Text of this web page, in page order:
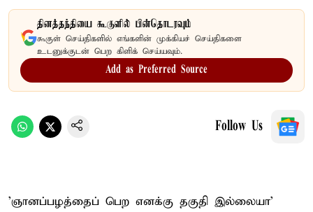
தினத்தந்தியை கூகுளில் பின்தொடரவும்
கூகுள் செய்திகளில் எங்களின் முக்கியச் செய்திகளை
உடனுக்குடன் பெற கிளிக் செய்யவும்.
Add as Preferred Source
Follow Us
'ஞானப்பழத்தைப் பெற எனக்கு தகுதி இல்லையா'